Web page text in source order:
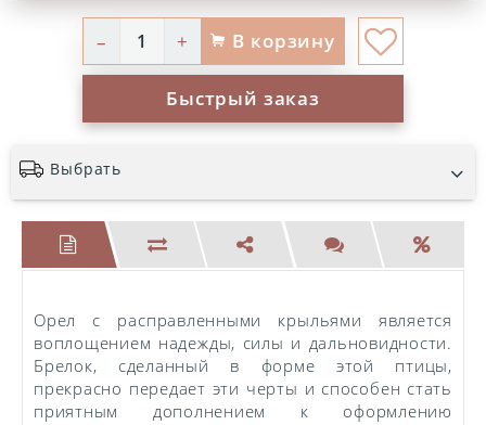
– + В корзину
Быстрый заказ
Выбрать
Орел с расправленными крыльями является
воплощением надежды, силы и дальновидности.
Брелок, сделанный в форме этой птицы,
прекрасно передает эти черты и способен стать
приятным дополнением к оформлению